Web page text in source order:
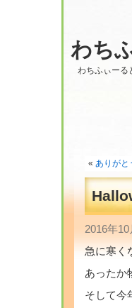
わち
わちふぃーる
« ありがと
2016年
急に寒く
あったか
そして今